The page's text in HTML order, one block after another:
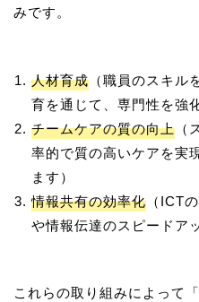
人材育成 （職員のスキル
育を通じて、専門性を強
チームケアの質の向上 （
率的で質の高いケアを実
ます）
情報共有の効率化 （ICT
や情報伝達のスピードア
これらの取り組みによって